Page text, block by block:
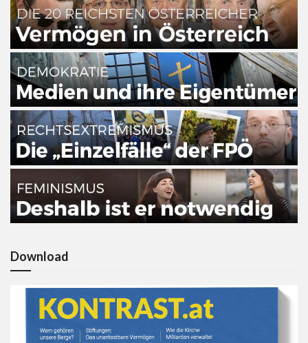
Download